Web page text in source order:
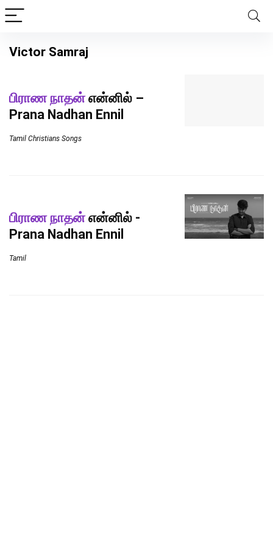
Victor Samraj
பிராண நாதன்என்னில் –
Prana Nadhan Ennil
Tamil Christians Songs
பிராண நாதன்என்னில் -
Prana Nadhan Ennil
Tamil